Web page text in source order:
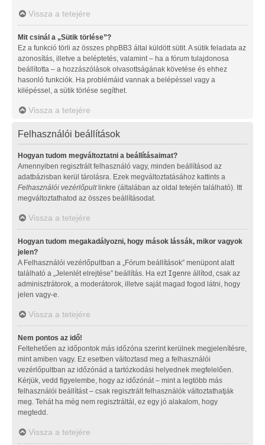
Vissza a tetejére
Mit csinál a „Sütik törlése”?
Ez a funkció törli az összes phpBB3 által küldött sütit. A sütik feladata az
azonosítás, illetve a beléptetés, valamint – ha a fórum tulajdonosa
beállította – a hozzászólások olvasottságának követése és ehhez
hasonló funkciók. Ha problémáid vannak a belépéssel vagy a
kilépéssel, a sütik törlése segíthet.
Vissza a tetejére
Felhasználói beállítások
Hogyan tudom megváltoztatni a beállításaimat?
Amennyiben regisztrált felhasználó vagy, minden beállításod az
adatbázisban kerül tárolásra. Ezek megváltoztatásához kattints a
Felhasználói vezérlőpultlinkre (általában az oldal tetején található). Itt
megváltoztathatod az összes beállításodat.
Vissza a tetejére
Hogyan tudom megakadályozni, hogy mások lássák, mikor vagyok
jelen?
A Felhasználói vezérlőpultban a „Fórum beállítások” menüpont alatt
található a „Jelenlét elrejtése” beállítás. Ha ezt Igenre állítod, csak az
adminisztrátorok, a moderátorok, illetve saját magad fogod látni, hogy
jelen vagy-e.
Vissza a tetejére
Nem pontos az idő!
Feltehetően az időpontok más időzóna szerint kerülnek megjelenítésre,
mint amiben vagy. Ez esetben változtasd meg a felhasználói
vezérlőpultban az időzónád a tartózkodási helyednek megfelelően.
Kérjük, vedd figyelembe, hogy az időzónát – mint a legtöbb más
felhasználói beállítást – csak regisztrált felhasználók változtathatják
meg. Tehát ha még nem regisztráltál, ez egy jó alakalom, hogy
megtedd.
Vissza a tetejére